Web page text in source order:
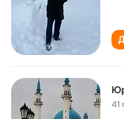
41